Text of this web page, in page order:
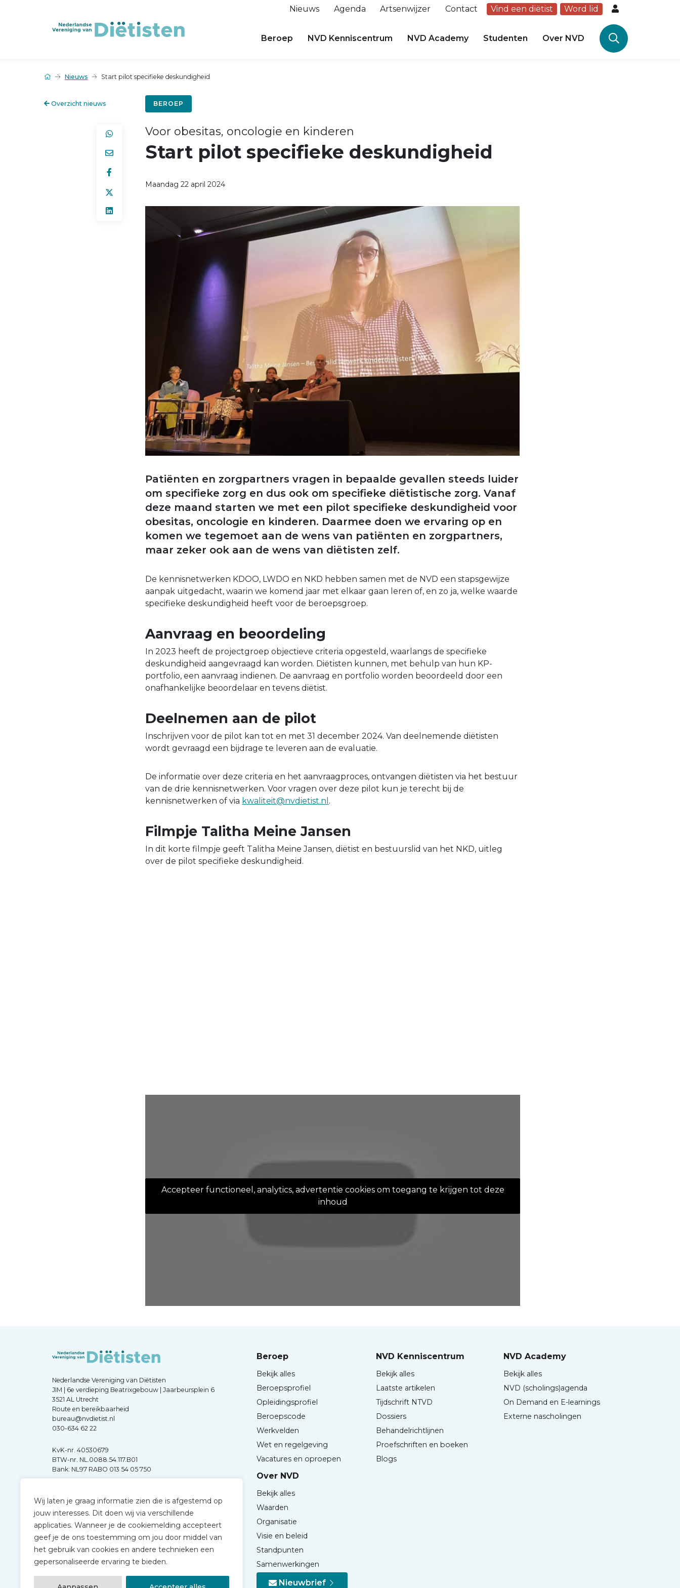
Wij laten je graag informatie zien die is afgestemd op
jouw interesses. Dit doen wij via verschillende
applicaties. Wanneer je de cookiemelding accepteert
geef je de ons toestemming om jou door middel van
het gebruik van cookies en andere technieken een
gepersonaliseerde ervaring te bieden.
Nieuws Agenda Artsenwijzer Contact Vind een diëtist Word lid
Beroep NVD Kenniscentrum NVD Academy Studenten Over NVD
Nieuws Start pilot specifieke deskundigheid
Overzicht nieuws BEROEP
Voor obesitas, oncologie en kinderen
Start pilot specifieke deskundigheid
Maandag 22 april 2024
Patiënten en zorgpartners vragen in bepaalde gevallen steeds luider
om specifieke zorg en dus ook om specifieke diëtistische zorg. Vanaf
deze maand starten we met een pilot specifieke deskundigheid voor
obesitas, oncologie en kinderen. Daarmee doen we ervaring op en
komen we tegemoet aan de wens van patiënten en zorgpartners,
maar zeker ook aan de wens van diëtisten zelf.
De kennisnetwerken KDOO, LWDO en NKD hebben samen met de NVD een stapsgewijze
aanpak uitgedacht, waarin we komend jaar met elkaar gaan leren of, en zo ja, welke waarde
specifieke deskundigheid heeft voor de beroepsgroep.
Aanvraag en beoordeling
In 2023 heeft de projectgroep objectieve criteria opgesteld, waarlangs de specifieke
deskundigheid aangevraagd kan worden. Diëtisten kunnen, met behulp van hun KP-
portfolio, een aanvraag indienen. De aanvraag en portfolio worden beoordeeld door een
onafhankelijke beoordelaar en tevens diëtist.
Deelnemen aan de pilot
Inschrijven voor de pilot kan tot en met 31 december 2024. Van deelnemende diëtisten
wordt gevraagd een bijdrage te leveren aan de evaluatie.
De informatie over deze criteria en het aanvraagproces, ontvangen diëtisten via het bestuur
van de drie kennisnetwerken. Voor vragen over deze pilot kun je terecht bij de
kennisnetwerken of via kwaliteit@nvdietist.nl .
Filmpje Talitha Meine Jansen
In dit korte filmpje geeft Talitha Meine Jansen, diëtist en bestuurslid van het NKD, uitleg
over de pilot specifieke deskundigheid.
Accepteer functioneel, analytics, advertentie cookies om toegang te krijgen tot deze
inhoud
Nederlandse Vereniging van Diëtisten
JIM | 6e verdieping Beatrixgebouw | Jaarbeursplein 6
3521 AL Utrecht
Route en bereikbaarheid
bureau@nvdietist.nl
030-634 62 22
KvK-nr. 40530679
BTW-nr. NL.0088.54.117.B01
Bank: NL97 RABO 013 54 05 750
Beroep
Bekijk alles
Beroepsprofiel
Opleidingsprofiel
Beroepscode
Werkvelden
Wet en regelgeving
Vacatures en oproepen
NVD Kenniscentrum
Bekijk alles
Laatste artikelen
Tijdschrift NTVD
Dossiers
Behandelrichtlijnen
Proefschriften en boeken
Blogs
NVD Academy
Bekijk alles
NVD (scholings)agenda
On Demand en E-learnings
Externe nascholingen
Over NVD
Bekijk alles
Waarden
Organisatie
Visie en beleid
Standpunten
Samenwerkingen
Nieuwbrief